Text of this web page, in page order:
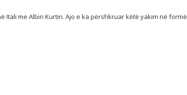
me Albin Kurtin. Ajo e ka përshkruar këtë yakim në formë